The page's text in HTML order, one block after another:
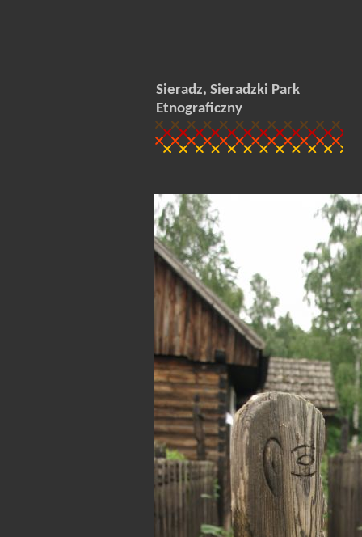
Sieradz, Sieradzki Park
Etnograficzny